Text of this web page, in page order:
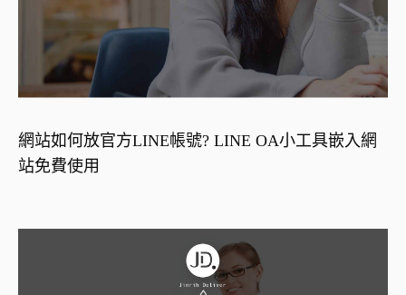
網站如何放官方LINE帳號? LINE OA小工具嵌入網
站免費使用